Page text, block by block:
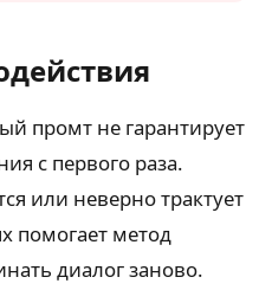
промт не гарантирует
с первого раза.
или неверно трактует
помогает метод
диалог заново.